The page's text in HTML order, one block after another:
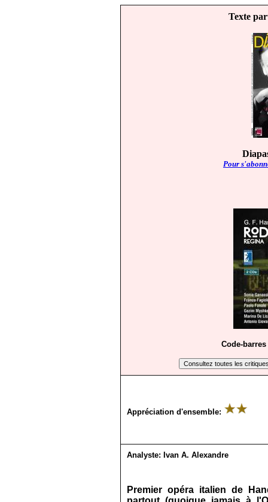
Texte
Pour
Code-barres
Appréciation d'ensemble:
Analyste: Ivan A. Alexandre
Premier opéra italien de